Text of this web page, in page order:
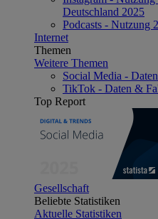
Deutschland 2025
Podcasts - Nutzung
Internet
Themen
Weitere Themen
Social Media -
TikTok - Daten &
Top Report
Gesellschaft
Beliebte Statistiken
Aktuelle Statistiken